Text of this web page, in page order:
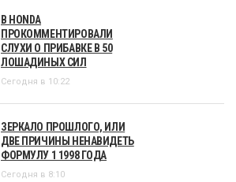
В HONDA
ПРОКОММЕНТИРОВАЛИ
СЛУХИ О ПРИБАВКЕ В 50
ЛОШАДИНЫХ СИЛ
Сегодня в 10:22
ЗЕРКАЛО ПРОШЛОГО, ИЛИ
ДВЕ ПРИЧИНЫ НЕНАВИДЕТЬ
ФОРМУЛУ 1 1998 ГОДА
Сегодня в 8:10